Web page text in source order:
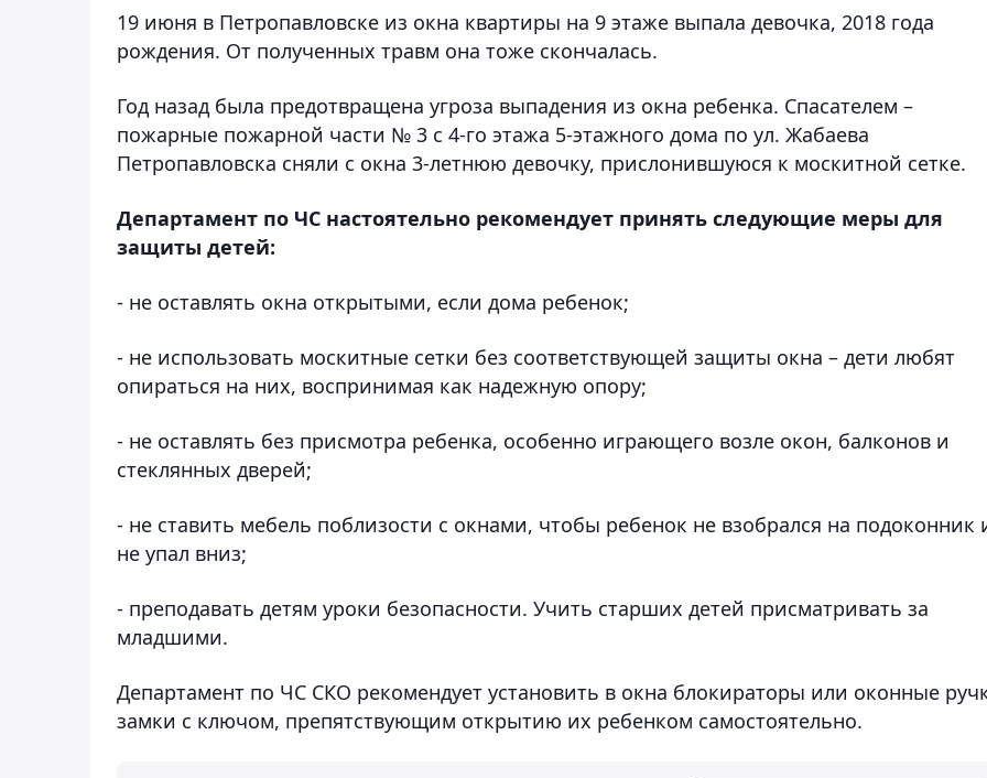
19 июня в Петропавловске из окна квартиры на 9 этаже выпала девочка, 2018 года
рождения. От полученных травм она тоже скончалась.
Год назад была предотвращена угроза выпадения из окна ребенка. Спасателем –
пожарные пожарной части № 3 с 4-го этажа 5-этажного дома по ул. Жабаева
Петропавловска сняли с окна 3-летнюю девочку, прислонившуюся к москитной сетке.
Департамент по ЧС настоятельно рекомендует принять следующие меры для
защиты детей:
- не оставлять окна открытыми, если дома ребенок;
- не использовать москитные сетки без соответствующей защиты окна – дети любят
опираться на них, воспринимая как надежную опору;
- не оставлять без присмотра ребенка, особенно играющего возле окон, балконов и
стеклянных дверей;
- не ставить мебель поблизости с окнами, чтобы ребенок не взобрался на подоконник
не упал вниз;
- преподавать детям уроки безопасности. Учить старших детей присматривать за
младшими.
Департамент по ЧС СКО рекомендует установить в окна блокираторы или оконные
замки с ключом, препятствующим открытию их ребенком самостоятельно.